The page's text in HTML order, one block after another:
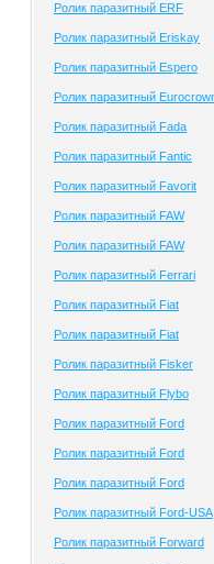
Ролик паразитный ERF
Ролик паразитный Eriskay
Ролик паразитный Espero
Ролик паразитный
Ролик паразитный Fada
Ролик паразитный Fantic
Ролик паразитный Favorit
Ролик паразитный FAW
Ролик паразитный FAW
Ролик паразитный Ferrari
Ролик паразитный Fiat
Ролик паразитный Fiat
Ролик паразитный Fisker
Ролик паразитный Flybo
Ролик паразитный Ford
Ролик паразитный Ford
Ролик паразитный Ford
Ролик паразитный Ford-USA
Ролик паразитный Forward